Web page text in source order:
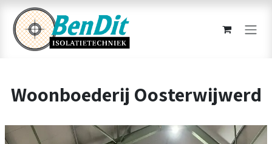
Overslaan naar inhoud
Woonboederij Oosterwijwerd